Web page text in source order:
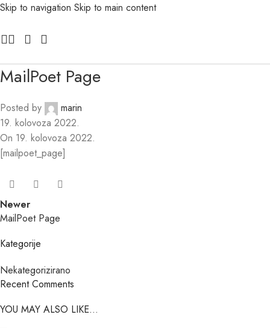
Skip to navigation Skip to main content
Kategorije
Nekategorizirano
Recent Comments
YOU MAY ALSO LIKE…
MailPoet Page
Posted by
marin
19. kolovoza 2022.
On 19. kolovoza 2022.
[mailpoet_page]
Newer
MailPoet Page